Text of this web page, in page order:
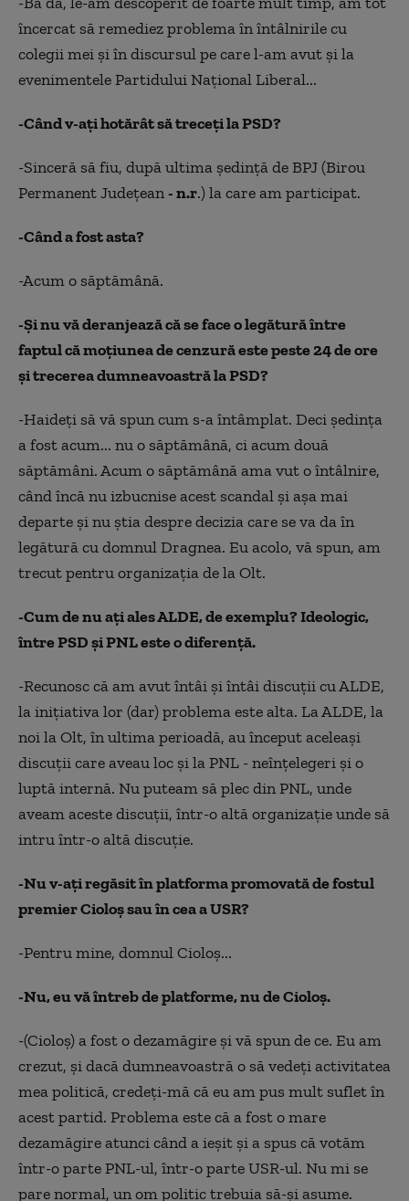
încercat să remediez problema în întâlnirile cu
colegii mei şi în discursul pe care l-am avut şi la
evenimentele Partidului Naţional Liberal...
-Când v-aţi hotărât să treceţi la PSD?
-Sinceră să fiu, după ultima şedinţă de BPJ (Birou
Permanent Judeţean- n.r.) la care am participat.
-Când a fost asta?
-Acum o săptămână.
-Şi nu vă deranjează că se face o legătură între
faptul că moţiunea de cenzură este peste 24 de ore
şi trecerea dumneavoastră la PSD?
-Haideţi să vă spun cum s-a întâmplat. Deci şedinţa
a fost acum... nu o săptămână, ci acum două
săptămâni. Acum o săptămână ama vut o întâlnire,
când încă nu izbucnise acest scandal şi aşa mai
departe şi nu ştia despre decizia care se va da în
legătură cu domnul Dragnea. Eu acolo, vă spun, am
trecut pentru organizaţia de la Olt.
-Cum de nu aţi ales ALDE, de exemplu? Ideologic,
între PSD şi PNL este o diferenţă.
-Recunosc că am avut întâi şi întâi discuţii cu ALDE,
la iniţiativa lor (dar) problema este alta. La ALDE, la
noi la Olt, în ultima perioadă, au început aceleaşi
discuţii care aveau loc şi la PNL - neînţelegeri şi o
luptă internă. Nu puteam să plec din PNL, unde
aveam aceste discuţii, într-o altă organizaţie unde să
intru într-o altă discuţie.
-Nu v-aţi regăsit în platforma promovată de fostul
premier Cioloş sau în cea a USR?
-Pentru mine, domnul Cioloş...
-Nu, eu vă întreb de platforme, nu de Cioloş.
-(Cioloş) a fost o dezamăgire şi vă spun de ce. Eu am
crezut, şi dacă dumneavoastră o să vedeţi activitatea
mea politică, credeţi-mă că eu am pus mult suflet în
acest partid. Problema este că a fost o mare
dezamăgire atunci când a ieşit şi a spus că votăm
într-o parte PNL-ul, într-o parte USR-ul. Nu mi se
pare normal, un om politic trebuia să-şi asume.